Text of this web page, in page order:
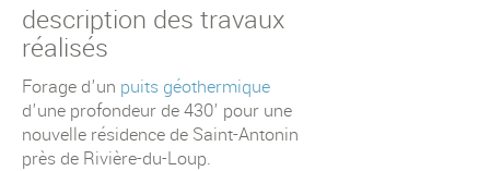
description des travaux
réalisés
Forage d'un puits géothermique
d'une profondeur de 430' pour une
nouvelle résidence de Saint-Antonin
près de Rivière-du-Loup.